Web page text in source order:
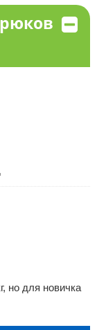
но для новичка